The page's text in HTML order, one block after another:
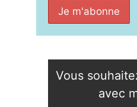
Vous
avec